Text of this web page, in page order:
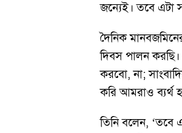
জন্যেই। তবে এটা
দৈনিক
দিবস পালন
করবো, না;
করি আমরাও ব্যর্থ
তিনি বলেন, ‘তবে